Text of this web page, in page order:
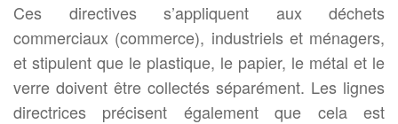
Ces directives s’appliquent aux déchets
commerciaux (commerce), industriels et ménagers,
et stipulent que le plastique, le papier, le métal et le
verre doivent être collectés séparément. Les lignes
directrices précisent également que cela est